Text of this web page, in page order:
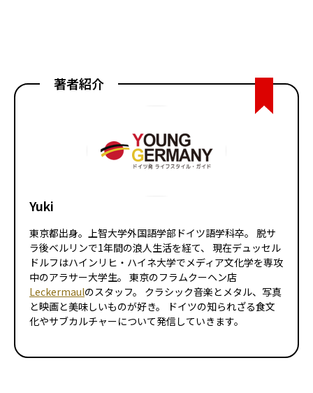
著者紹介
Yuki
東京都出身。上智大学外国語学部ドイツ語学科卒。 脱サ
ラ後ベルリンで1年間の浪人生活を経て、 現在デュッセル
ドルフはハインリヒ・ハイネ大学でメディア文化学を専攻
中のアラサー大学生。 東京のフラムクーヘン店
Leckermaulのスタッフ。 クラシック音楽とメタル、写真
と映画と美味しいものが好き。 ドイツの知られざる食文
化やサブカルチャーについて発信していきます。